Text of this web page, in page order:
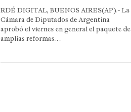
RDÉ DIGITAL, BUENOS AIRES(AP).- La
Cámara de Diputados de Argentina
aprobó el viernes en general el paquete de
amplias reformas…